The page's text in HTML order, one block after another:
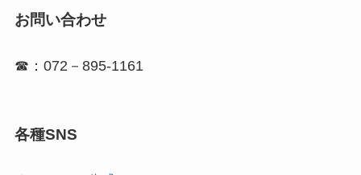
お問い合わせ
☎：072－895-1161
各種SNS